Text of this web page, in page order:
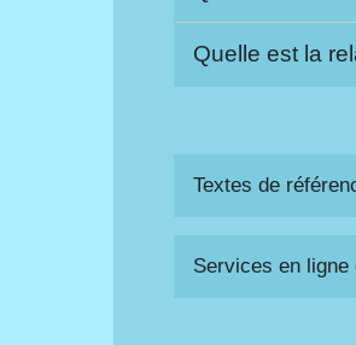
Quelle est la
Textes de
Services en ligne